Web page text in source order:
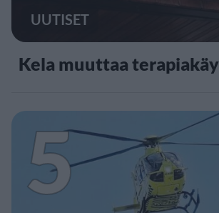
UUTISET
Kela muuttaa
5